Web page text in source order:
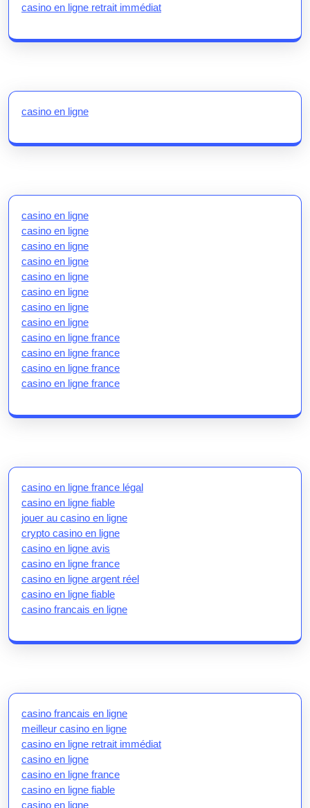
casino en ligne retrait immédiat
casino en ligne
casino en ligne
casino en ligne
casino en ligne
casino en ligne
casino en ligne
casino en ligne
casino en ligne
casino en ligne
casino en ligne france
casino en ligne france
casino en ligne france
casino en ligne france
casino en ligne france légal
casino en ligne fiable
jouer au casino en ligne
crypto casino en ligne
casino en ligne avis
casino en ligne france
casino en ligne argent réel
casino en ligne fiable
casino francais en ligne
casino francais en ligne
meilleur casino en ligne
casino en ligne retrait immédiat
casino en ligne
casino en ligne france
casino en ligne fiable
casino en ligne